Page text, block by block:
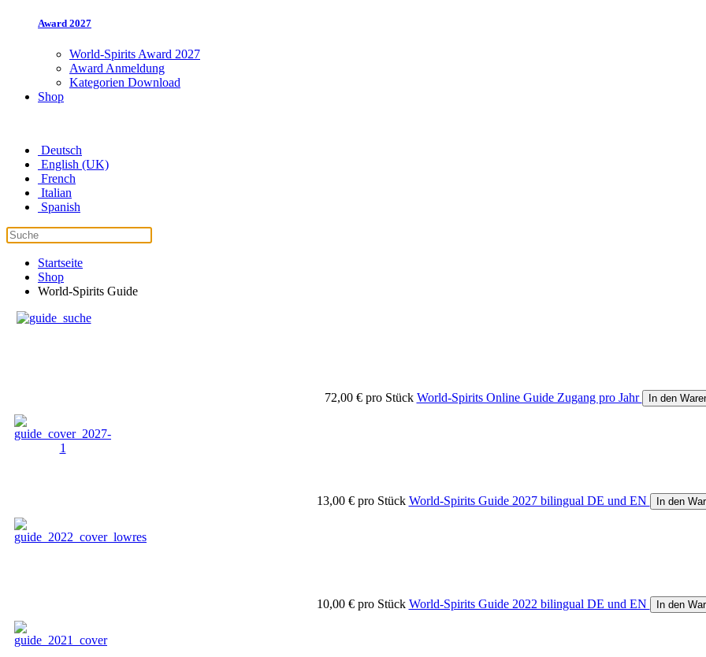
Award 2027
World-Spirits Award 2027
Award Anmeldung
Kategorien Download
Shop
Deutsch
English (UK)
French
Italian
Spanish
Startseite
Shop
World-Spirits Guide
72,00 € pro Stück World-Spirits Online Guide Zugang pro Jahr In den
13,00 € pro Stück World-Spirits Guide 2027 bilingual DE und EN In den
10,00 € pro Stück World-Spirits Guide 2022 bilingual DE und EN In den